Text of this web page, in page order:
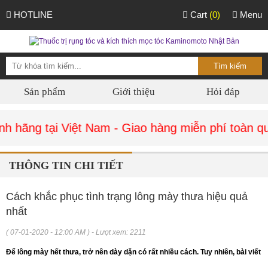
HOTLINE Menu
Cart (0)
Sản phẩm Giới thiệu Hỏi đáp
hãng tại Việt Nam - Giao hàng miễn phí toàn
THÔNG TIN CHI TIẾT
Cách khắc phục tình trạng lông mày thưa hiệu quả
nhất
( 07-01-2020 - 12:00 AM ) - Lượt xem: 2211
Để lông mày hết thưa, trở nên dày dặn có rất nhiều cách. Tuy nhiên, bài viết